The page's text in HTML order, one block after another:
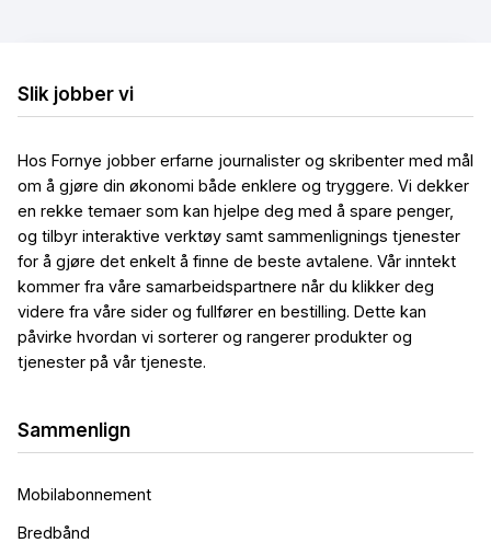
Slik jobber vi
Hos Fornye jobber erfarne journalister og skribenter med mål
om å gjøre din økonomi både enklere og tryggere. Vi dekker
en rekke temaer som kan hjelpe deg med å spare penger,
og tilbyr interaktive verktøy samt sammenlignings tjenester
for å gjøre det enkelt å finne de beste avtalene. Vår inntekt
kommer fra våre samarbeidspartnere når du klikker deg
videre fra våre sider og fullfører en bestilling. Dette kan
påvirke hvordan vi sorterer og rangerer produkter og
tjenester på vår tjeneste.
Sammenlign
Mobilabonnement
Bredbånd